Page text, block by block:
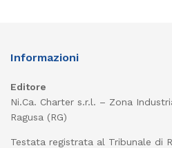
Informazioni
Editore
Ni.Ca. Charter s.r.l. – Zona
Ragusa (RG)
Testata registrata al Tribunale di